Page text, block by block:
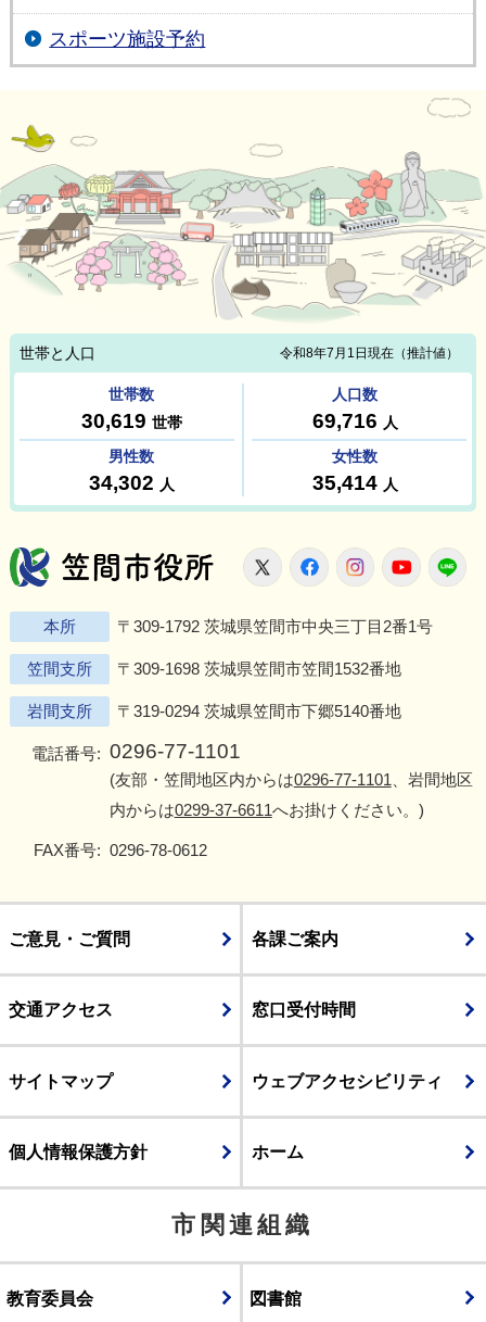
スポーツ施設予約
笠間市役所
X FacebookInstagram
本所 〒309-1792 茨城県笠間市中央三丁目2番1号
笠間支所 〒309-1698 茨城県笠間市笠間1532番地
岩間支所 〒319-0294 茨城県笠間市下郷5140番地
電話番号: 0296-77-1101
(友部・笠間地区内からは0296-77-1101 、岩間地区
内からは0299-37-6611へお掛けください。)
FAX番号: 0296-78-0612
ご意見・ご質問 各課ご案内
交通アクセス 窓口受付時間
サイトマップ ウェブアクセシビリティ
個人情報保護方針 ホーム
市関連組織
教育委員会 図書館